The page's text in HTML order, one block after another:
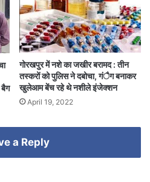
बैग
गोरखपुर में नशे का जखीर बरामद : तीन
तस्करों को पुलिस ने दबोचा, गंैग बनाकर
खुलेआम बेंच रहे थे नशीले इंजेक्शन
April 19, 2022
a Reply